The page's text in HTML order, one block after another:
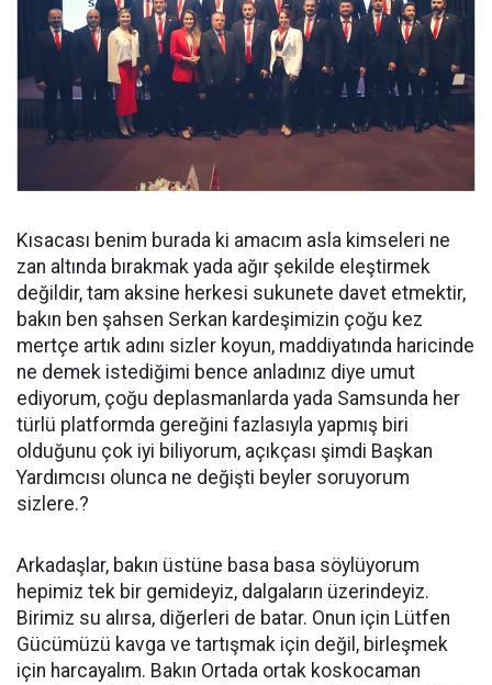
Kısacası benim burada ki amacım asla kimseleri ne
zan altında bırakmak yada ağır şekilde eleştirmek
değildir, tam aksine herkesi sukunete davet etmektir,
bakın ben şahsen Serkan kardeşimizin çoğu kez
mertçe artık adını sizler koyun, maddiyatında haricinde
ne demek istediğimi bence anladınız diye umut
ediyorum, çoğu deplasmanlarda yada Samsunda her
türlü platformda gereğini fazlasıyla yapmış biri
olduğunu çok iyi biliyorum, açıkçası şimdi Başkan
Yardımcısı olunca ne değişti beyler soruyorum
sizlere.?
Arkadaşlar, bakın üstüne basa basa söylüyorum
hepimiz tek bir gemideyiz, dalgaların üzerindeyiz.
Birimiz su alırsa, diğerleri de batar. Onun için Lütfen
Gücümüzü kavga ve tartışmak için değil, birleşmek
için harcayalım. Bakın Ortada ortak koskocaman